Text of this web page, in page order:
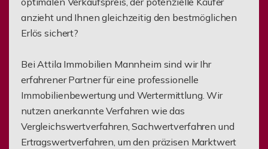
anzieht und Ihnen gleichzeitig den bestmöglichen
Erlös sichert?
Bei Attila Immobilien Mannheim sind wir Ihr
erfahrener Partner für eine professionelle
Immobilienbewertung und Wertermittlung. Wir
nutzen anerkannte Verfahren wie das
Vergleichswertverfahren, Sachwertverfahren und
Ertragswertverfahren, um den präzisen Marktwert